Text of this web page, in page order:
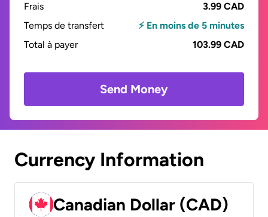
Frais
3.99 CAD
Temps de transfert
⚡ En moins de 5 minutes
Total à payer
103.99 CAD
Send Money
Currency Information
Canadian Dollar (CAD)